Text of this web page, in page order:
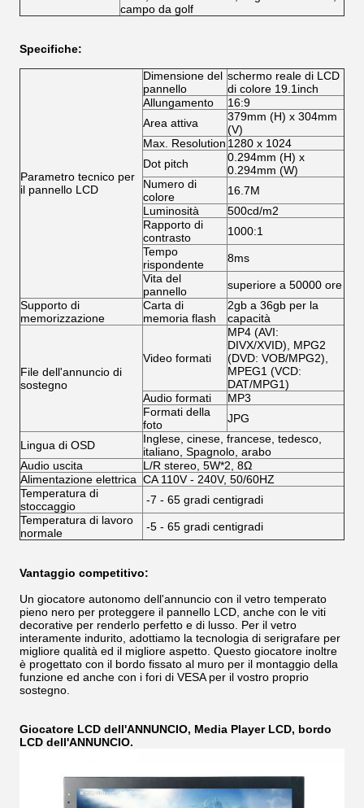
campo da golf
Specifiche:
Parametro tecnico per
il pannello LCD
Dimensione del
pannello
schermo reale di LCD
di colore 19.1inch
Allungamento
16:9
Area attiva
379mm (H) x 304mm
(V)
Max. Resolution 1280 x 1024
Dot pitch
0.294mm (H) x
0.294mm (W)
Numero di
colore
16.7M
Luminosità
500cd/m2
Rapporto di
contrasto
1000:1
Tempo
rispondente
8ms
Vita del
pannello
superiore a 50000 ore
Supporto di
memorizzazione
Carta di
memoria flash
2gb a 36gb per la
capacità
File dell'annuncio di
sostegno
Video formati
MP4 (AVI:
DIVX/XVID), MPG2
(DVD: VOB/MPG2),
MPEG1 (VCD:
DAT/MPG1)
Audio formati
MP3
Formati della
foto
JPG
Lingua di OSD
Inglese, cinese, francese, tedesco,
italiano, Spagnolo, arabo
Audio uscita
L/R stereo, 5W*2, 8Ω
Alimentazione elettrica CA 110V - 240V, 50/60HZ
Temperatura di
stoccaggio
-7 - 65 gradi centigradi
Temperatura di lavoro
normale
-5 - 65 gradi centigradi
Vantaggio competitivo:
Un giocatore autonomo dell'annuncio con il vetro temperato
pieno nero per proteggere il pannello LCD, anche con le viti
decorative per renderlo perfetto e di lusso. Per il vetro
interamente indurito, adottiamo la tecnologia di serigrafare per
migliore qualità ed il migliore aspetto. Questo giocatore inoltre
è progettato con il bordo fissato al muro per il montaggio della
funzione ed anche con i fori di VESA per il vostro proprio
sostegno.
Giocatore LCD dell'ANNUNCIO, Media Player LCD, bordo
LCD dell'ANNUNCIO.